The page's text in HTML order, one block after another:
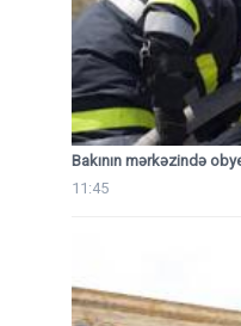
Bakının mərkəzində
11:45